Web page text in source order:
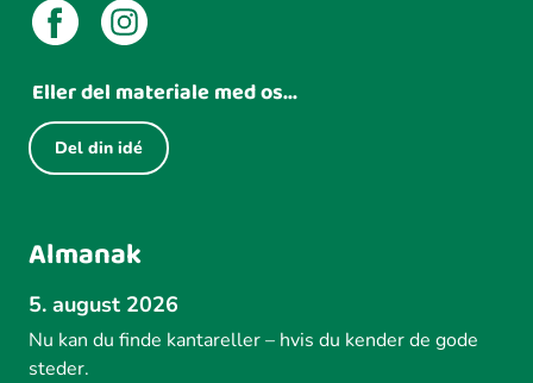
Eller del materiale med os...
Del din idé
Almanak
5. august 2026
Nu kan du finde kantareller – hvis du kender de gode
steder.